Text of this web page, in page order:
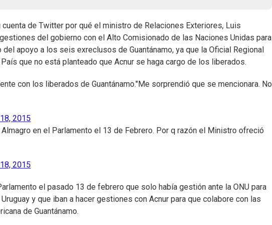
de Twitter por qué el ministro de Relaciones Exteriores, Luis
del gobierno con el Alto Comisionado de las Naciones Unidas para
apoyo a los seis exreclusos de Guantánamo, ya que la Oficial Regional
que no está planteado que Acnur se haga cargo de los liberados.
con los liberados de Guantánamo."Me sorprendió que se mencionara. No
2015
en el Parlamento el 13 de Febrero. Por q razón el Ministro ofreció
2015
el pasado 13 de febrero que solo había gestión ante la ONU para
y que iban a hacer gestiones con Acnur para que colabore con las
de Guantánamo.